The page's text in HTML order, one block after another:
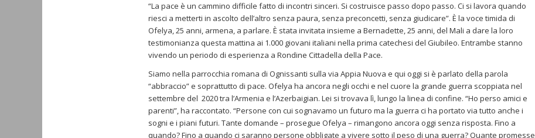
“La pace è un cammino difficile fatto di incontri sinceri. Si costruisce passo dopo passo. Ci si lavora quando
riesci a metterti in ascolto dell’altro senza paura, senza preconcetti, senza giudicare”. È la voce timida di
Ofelya, 25 anni, armena, a parlare. È stata invitata insieme a Bernadette, 25 anni, del Mali a dare la loro
testimonianza questa mattina ai 1.000 giovani italiani nella prima catechesi del Giubileo. Entrambe stanno
vivendo un periodo di esperienza a Rondine Cittadella della Pace.
Siamo nella parrocchia romana di Ognissanti sulla via Appia Nuova e qui oggi si è parlato della parola
“abbraccio” e soprattutto di pace. Ofelya ha ancora negli occhi e nel cuore la grande guerra scoppiata nel
settembre del 2020 tra l’Armenia e l’Azerbaigian. Lei si trovava lì, lungo la linea di confine. “Ho perso amici e
parenti”, ha raccontato. “Persone con cui sognavamo un futuro ma la guerra ci ha portato via tutto anche i
sogni e i piani futuri. Tante domande – prosegue Ofelya – rimangono ancora oggi senza risposta. Fino a
quando? Fino a quando ci saranno persone obbligate a vivere sotto il peso di una guerra? Quante promesse